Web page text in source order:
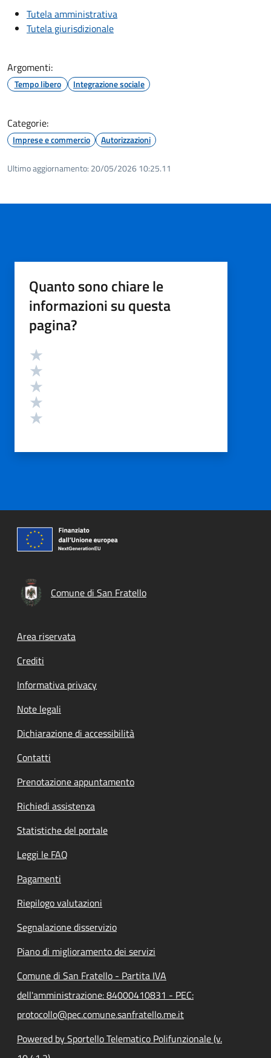
Tutela amministrativa
Tutela giurisdizionale
Argomenti:
Tempo libero Integrazione sociale
Categorie:
Imprese e commercio Autorizzazioni
Ultimo aggiornamento: 20/05/2026 10:25.11
Quanto sono chiare le
informazioni su questa
pagina?
Valutazione
Comune di San Fratello
Footer menu
Area riservata
Crediti
Informativa privacy
Note legali
Dichiarazione di accessibilità
Contatti
Prenotazione appuntamento
Richiedi assistenza
Statistiche del portale
Leggi le FAQ
Pagamenti
Riepilogo valutazioni
Segnalazione disservizio
Piano di miglioramento dei servizi
Comune di San Fratello - Partita IVA
dell'amministrazione: 84000410831 - PEC:
protocollo@pec.comune.sanfratello.me.it
Powered by Sportello Telematico Polifunzionale (v.